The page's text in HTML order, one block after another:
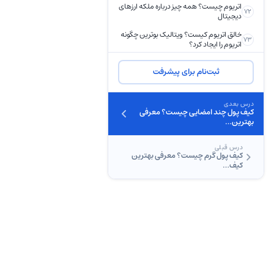
72 اتریوم چیست؟ همه چیز درباره ملکه ارزهای
دیجیتال
73خالق اتریوم کیست؟ ویتالیک بوترین چگونه
اتریوم را ایجاد کرد؟
74 قرارداد هوشمند چیست؟
75ماشین مجازی اتریوم چیست؟
76 گس اتریوم چیست؟ نحوه محاسبه گس فی
(GAS) در اتریوم
77 برنامه غیرمتمرکز (DApps) چیست؟
آموزش تحلیل ارز دیجیتال
78 آموزش تحلیل تکنیکال در ارز دیجیتال
ثبت‌نام برای پیشرفت
درس بعدی
کیف پول چند امضایی چیست؟ معرفی
بهترین…
درس قبلی
کیف پول گرم چیست؟ معرفی بهترین
کیف…